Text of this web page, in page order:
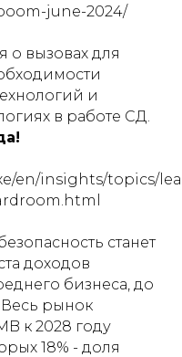
june-2024/
о вызовах для
и
в работе СД.
en/insights/topics/
станет
доходов
бизнеса, до
Весь рынок
к 2028 году
18% - доля